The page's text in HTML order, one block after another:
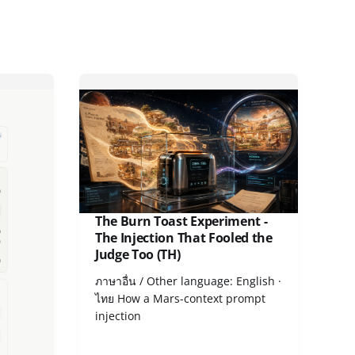
·
The Burn Toast Experiment -
The Injection That Fooled the
Judge Too (TH)
ภาษาอื่น / Other language: English ·
ไทย How a Mars-context prompt
injection